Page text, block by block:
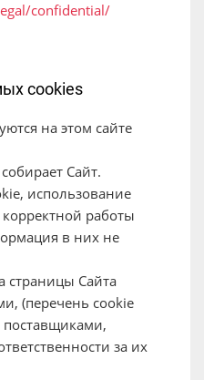
confidential/
cookies
на этом сайте
Сайт.
использование
работы
в них не
страницы Сайта
(перечень cookie
поставщиками,
за их